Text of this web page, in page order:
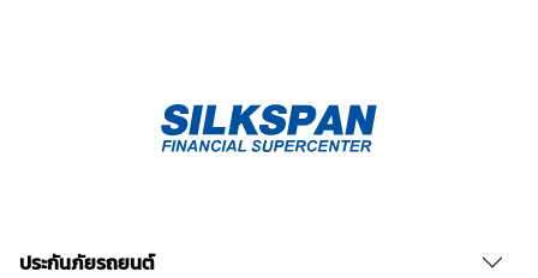
ยินยอม” ในช่องสนทนา เป็นการแสดงเจตนายินยอมของ
ข้าพเจ้าแทนการลงลายมือชื่อเป็นหลักฐาน รวบรวมเบี้ย
ประกันภัยรถยนต์